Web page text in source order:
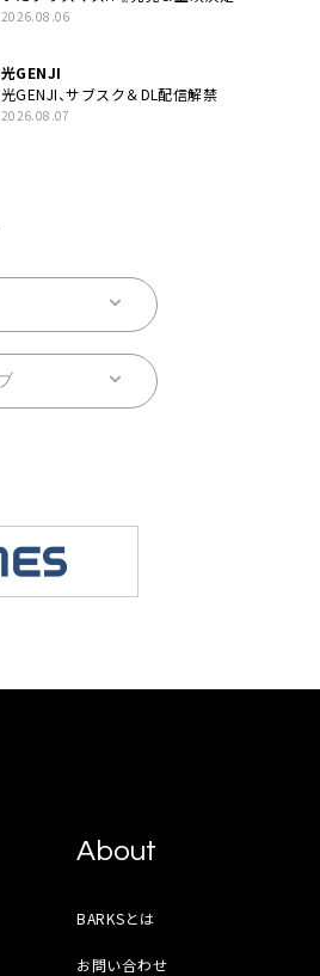
2026.08.06
光GENJI
光GENJI、サブスク＆DL配信解禁
2026.08.07
About
BARKSとは
お問い合わせ